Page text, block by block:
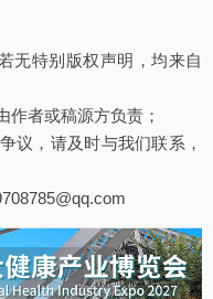
无特别版权声明，均来自
作者或稿源方负责；
议，请及时与我们联系，